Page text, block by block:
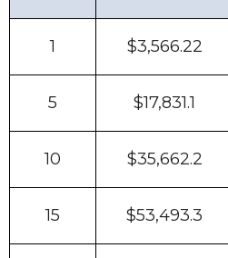
1 $3,566.22
5 $17,831.1
10 $35,662.2
15 $53,493.3